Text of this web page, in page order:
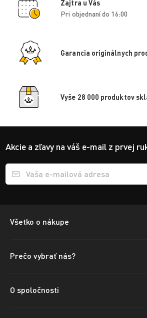
Zajtra u Vás
Pri objednaní do 16:00
Garancia originálnych
Vyše 28 000 produktov
Akcie a zľavy na váš e-mail z prvej
Přihlášení e-mailu k odběru
Všetko o nákupe
Prečo vybrať nás?
O spoločnosti